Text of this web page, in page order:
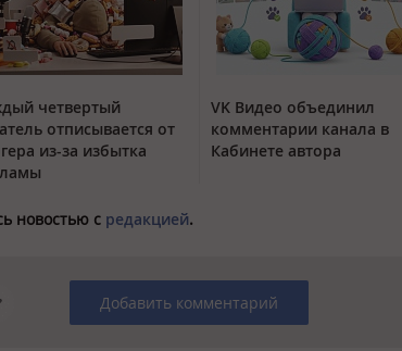
четвертый
отписывается от
из-за избытка
VK Видео объединил
комментарии канала в
Кабинете автора
новостью с редакцией.
Добавить комментарий